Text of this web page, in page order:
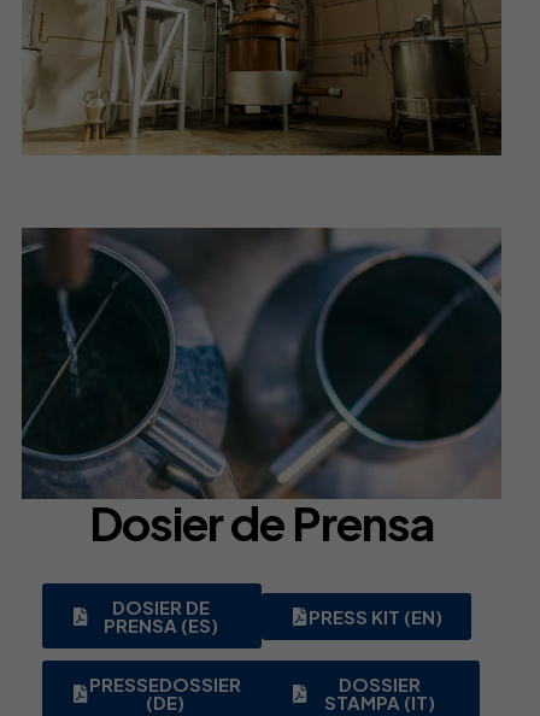
Dosier de Prensa
DOSIER DE
PRENSA (ES) PRESS KIT (EN)
PRESSEDOSSIER
(DE)
DOSSIER
STAMPA (IT)